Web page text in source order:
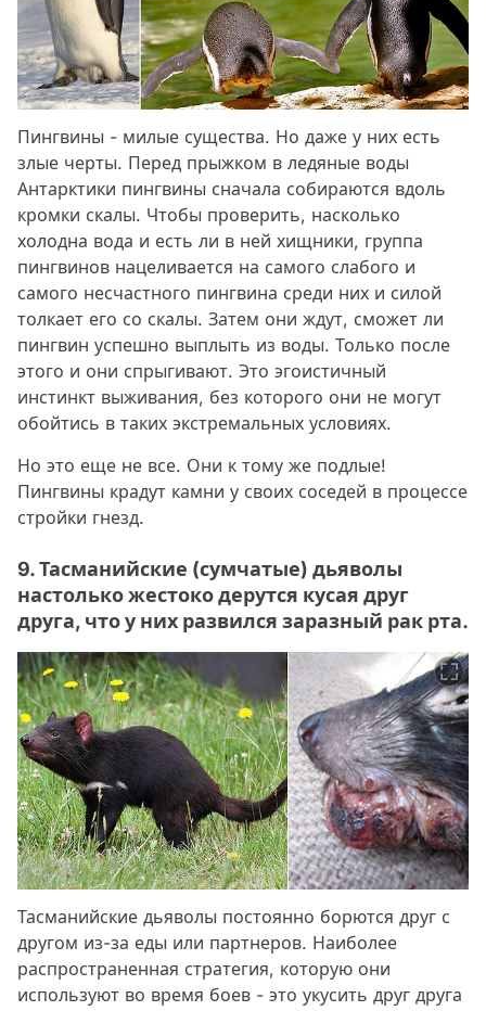
Пингвины - милые существа. Но даже у них есть
злые черты. Перед прыжком в ледяные воды
Антарктики пингвины сначала собираются вдоль
кромки скалы. Чтобы проверить, насколько
холодна вода и есть ли в ней хищники, группа
пингвинов нацеливается на самого слабого и
самого несчастного пингвина среди них и силой
толкает его со скалы. Затем они ждут, сможет ли
пингвин успешно выплыть из воды. Только после
этого и они спрыгивают. Это эгоистичный
инстинкт выживания, без которого они не могут
обойтись в таких экстремальных условиях.
Но это еще не все. Они к тому же подлые!
Пингвины крадут камни у своих соседей в процессе
стройки гнезд.
9. Тасманийские (сумчатые) дьяволы
настолько жестоко дерутся кусая друг
друга, что у них развился заразный рак рта.
Тасманийские дьяволы постоянно борются друг с
другом из-за еды или партнеров. Наиболее
распространенная стратегия, которую они
используют во время боев - это укусить друг друга